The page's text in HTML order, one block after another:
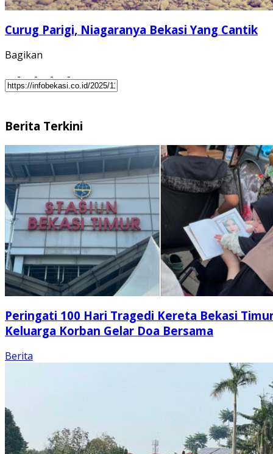
Curug Parigi, Niagaranya Bekasi Yang Cantik
Bagikan
Berita Terkini
Peringati 100 Hari Tragedi Kereta Bekasi
Keluarga Korban Gelar Doa Bersama
Berita